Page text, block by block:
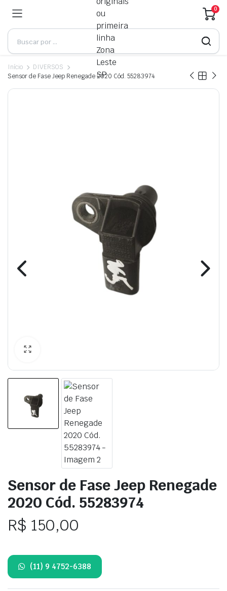
0
Início
DIVERSOS
Sensor de Fase Jeep Renegade 2020 Cód. 55283974
Sensor de Fase Jeep Renegade
2020 Cód. 55283974
R$ 150,00
(11) 9 4752-6388